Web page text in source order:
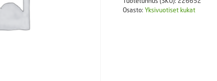
Osasto: Yksivuotiset kukat